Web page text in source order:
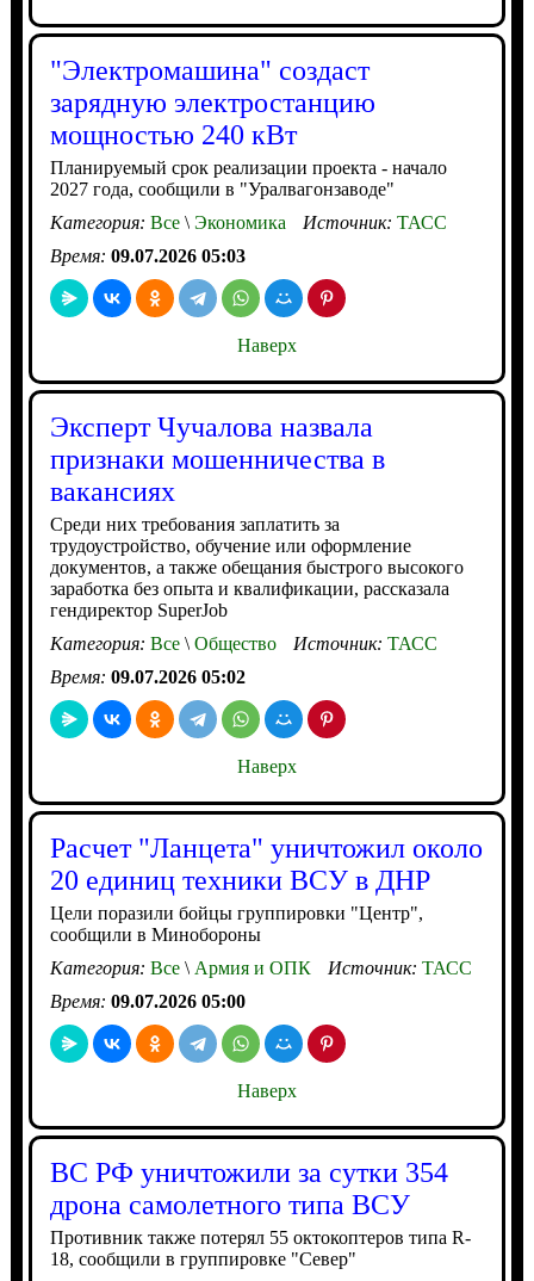
"Электромашина" создаст
зарядную электростанцию
мощностью 240 кВт
Планируемый срок реализации проекта - начало
2027 года, сообщили в "Уралвагонзаводе"
Категория: Все\Экономика Источник: ТАСС
Время: 09.07.2026 05:03
Наверх
Эксперт Чучалова назвала
признаки мошенничества в
вакансиях
Среди них требования заплатить за
трудоустройство, обучение или оформление
документов, а также обещания быстрого высокого
заработка без опыта и квалификации, рассказала
гендиректор SuperJob
Категория: Все\Общество Источник: ТАСС
Время: 09.07.2026 05:02
Наверх
Расчет "Ланцета" уничтожил около
20 единиц техники ВСУ в ДНР
Цели поразили бойцы группировки "Центр",
сообщили в Минобороны
Категория: Все\Армия и ОПК Источник: ТАСС
Время: 09.07.2026 05:00
Наверх
ВС РФ уничтожили за сутки 354
дрона самолетного типа ВСУ
Противник также потерял 55 октокоптеров типа R-
18, сообщили в группировке "Север"